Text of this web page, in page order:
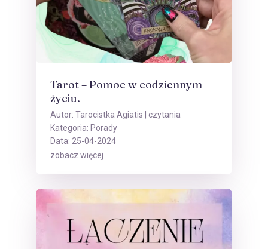
Tarot – Pomoc w codziennym
życiu.
Autor: Tarocistka Agiatis | czytania
Kategoria: Porady
Data: 25-04-2024
zobacz więcej